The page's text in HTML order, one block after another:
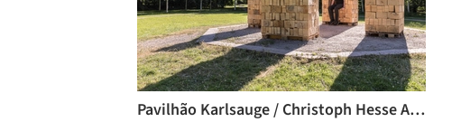
Pavilhão Karlsauge / Christoph Hesse Architects